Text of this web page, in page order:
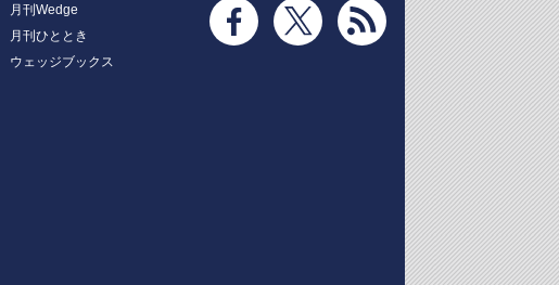
月刊Wedge
月刊ひととき
ウェッジブックス